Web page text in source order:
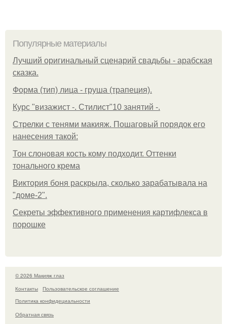
Популярные материалы
Лучший оригинальный сценарий свадьбы - арабская
сказка.
Форма (тип) лица - груша (трапеция).
Курс "визажист -. Стилист"10 занятий -.
Стрелки с тенями макияж. Пошаговый порядок его
нанесения такой:
Тон слоновая кость кому подходит. Оттенки
тонального крема
Виктория боня раскрыла, сколько зарабатывала на
"доме-2".
Секреты эффективного применения картифлекса в
порошке
© 2026 Макияж глаз
Контакты
Пользовательское соглашение
Политика конфидециальности
Обратная связь